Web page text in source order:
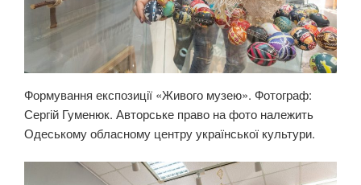
Формування експозиції «Живого музею». Фотограф:
Сергій Гуменюк. Авторське право на фото належить
Одеському обласному центру української культури.